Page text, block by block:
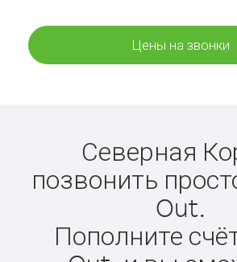
Цены на звонки
Северная
позвонить
Out.
Пополните